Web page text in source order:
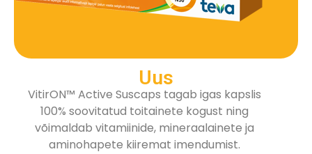
Uus
VitirON™ Active Suscaps tagab igas kapslis
100% soovitatud toitainete kogust ning
võimaldab vitamiinide, mineraalainete ja
aminohapete kiiremat imendumist.